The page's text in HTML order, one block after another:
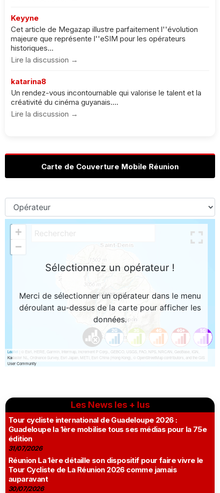
Keyyne
Cet article de Megazap illustre parfaitement l''évolution
majeure que représente l''eSIM pour les opérateurs
historiques...
Lire la discussion →
katarina8
Un rendez-vous incontournable qui valorise le talent et la
créativité du cinéma guyanais....
Lire la discussion →
Carte de Couverture Mobile Réunion
Les News les + lus
Tour cycliste international de Guadeloupe 2026 :
Guadeloupe la 1ère mobilise tous ses médias pour la 75e
édition
31/07/2026
Réunion La 1ère détaille son dispositif pour faire vivre le
Tour Cycliste de La Réunion 2026 comme jamais
auparavant
30/07/2026